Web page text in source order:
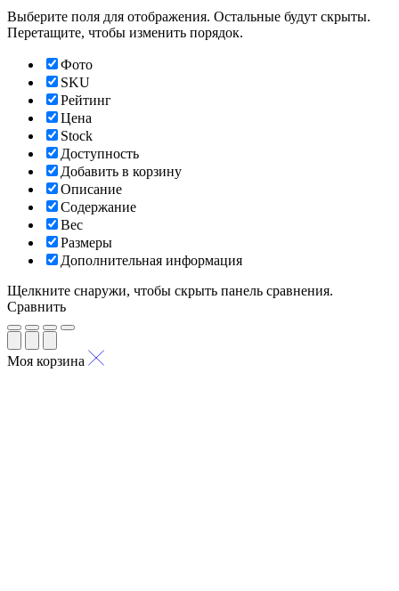
Выберите поля для отображения. Остальные будут скрыты.
Перетащите, чтобы изменить порядок.
Фото
SKU
Рейтинг
Цена
Stock
Доступность
Добавить в корзину
Описание
Содержание
Вес
Размеры
Дополнительная информация
Щелкните снаружи, чтобы скрыть панель сравнения.
Сравнить
Моя корзина